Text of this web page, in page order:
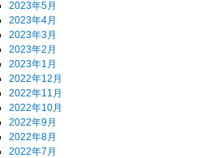
2023年5月
2023年4月
2023年3月
2023年2月
2023年1月
2022年12月
2022年11月
2022年10月
2022年9月
2022年8月
2022年7月